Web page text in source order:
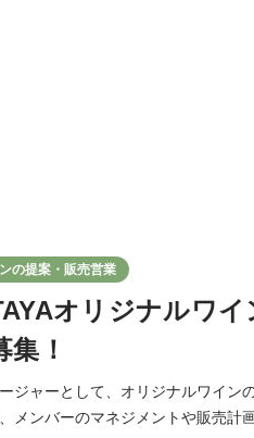
の提案・販売営業
オリジナルワ
集！
ジャーとして、オリジナルワイン
ンバーのマネジメントや販売計画の策